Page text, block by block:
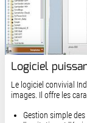
Logiciel
Le logiciel convivial
images. Il offre les
Gestion simple